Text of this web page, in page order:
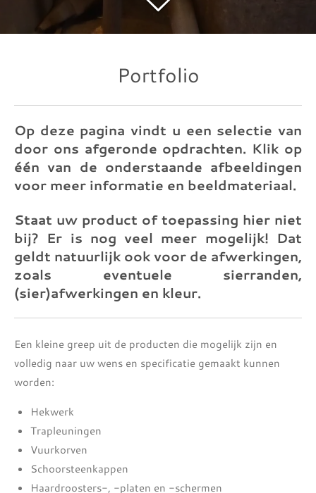
Portfolio
Op deze pagina vindt u een selectie van
door ons afgeronde opdrachten. Klik op
één van de onderstaande afbeeldingen
voor meer informatie en beeldmateriaal.
Staat uw product of toepassing hier niet
bij? Er is nog veel meer mogelijk! Dat
geldt natuurlijk ook voor de afwerkingen,
zoals eventuele sierranden,
(sier)afwerkingen en kleur.
Een kleine greep uit de producten die mogelijk zijn en
volledig naar uw wens en specificatie gemaakt kunnen
worden:
Hekwerk
Trapleuningen
Vuurkorven
Schoorsteenkappen
Haardroosters-, -platen en -schermen